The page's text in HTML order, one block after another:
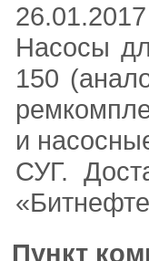
26.01.2017
Насосы
150
и
СУГ.
Пункт